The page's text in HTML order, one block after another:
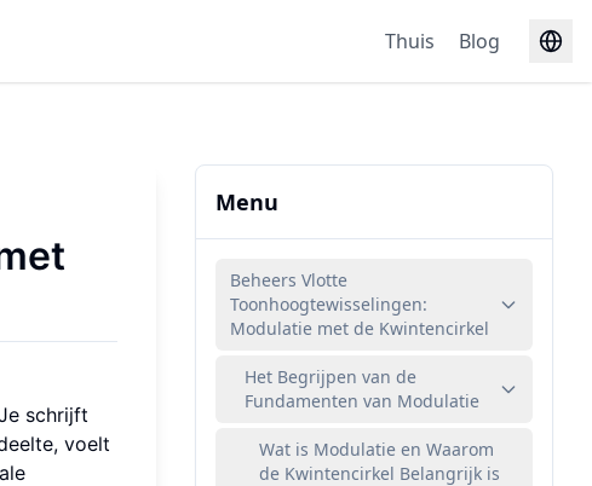
Thuis Blog
schrijft
voelt
Menu
Beheers Vlotte
Toonhoogtewisselingen:
Modulatie met de Kwintencirkel
Het Begrijpen van de
Fundamenten van Modulatie
Wat is Modulatie en Waarom
de Kwintencirkel Belangrijk is